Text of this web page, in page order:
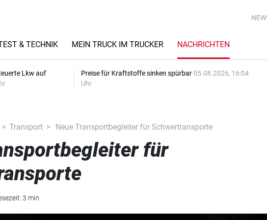
& TECHNIK MEIN TRUCK IM TRUCKER NACHRICHTEN
Lkw auf
Preise für Kraftstoffe sinken spürbar 05.08.2026, 16:04
Uhr
Transport Neue Transportbegleiter für Schwertransporte
für
3 min